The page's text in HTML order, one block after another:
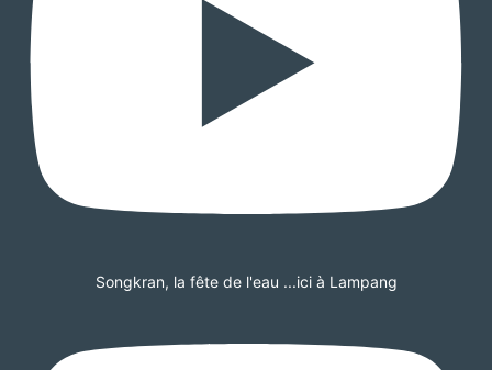
Songkran, la fête de l'eau ...ici à Lampang